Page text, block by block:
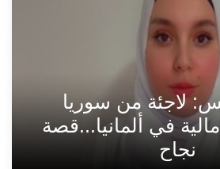
لاجئة من سوريا
في ألمانيا...قصة
نجاح